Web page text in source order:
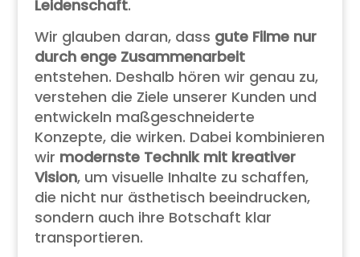
Leidenschaft.
Wir glauben daran, dass gute Filme nur
durch enge Zusammenarbeit
entstehen. Deshalb hören wir genau zu,
verstehen die Ziele unserer Kunden und
entwickeln maßgeschneiderte
Konzepte, die wirken. Dabei kombinieren
wir modernste Technik mit kreativer
Vision, um visuelle Inhalte zu schaffen,
die nicht nur ästhetisch beeindrucken,
sondern auch ihre Botschaft klar
transportieren.